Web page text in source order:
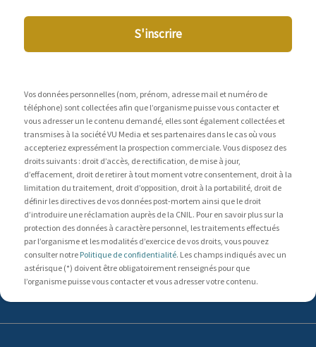
S'inscrire
Vos données personnelles (nom, prénom, adresse mail et numéro de
téléphone) sont collectées afin que l’organisme puisse vous contacter et
vous adresser un le contenu demandé, elles sont également collectées et
transmises à la société VU Media et ses partenaires dans le cas où vous
accepteriez expressément la prospection commerciale. Vous disposez des
droits suivants : droit d’accès, de rectification, de mise à jour,
d’effacement, droit de retirer à tout moment votre consentement, droit à la
limitation du traitement, droit d’opposition, droit à la portabilité, droit de
définir les directives de vos données post-mortem ainsi que le droit
d’introduire une réclamation auprès de la CNIL. Pour en savoir plus sur la
protection des données à caractère personnel, les traitements effectués
par l’organisme et les modalités d’exercice de vos droits, vous pouvez
consulter notre Politique de confidentialité. Les champs indiqués avec un
astérisque (*) doivent être obligatoirement renseignés pour que
l’organisme puisse vous contacter et vous adresser votre contenu.